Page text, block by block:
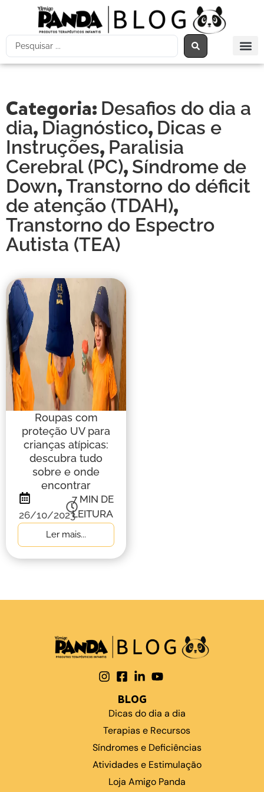
Categoria: Desafios do dia a
dia, Diagnóstico, Dicas e
Instruções, Paralisia
Cerebral (PC), Síndrome de
Down,Transtorno do déficit
de atenção (TDAH),
Transtorno do Espectro
Autista (TEA)
Roupas com
proteção UV para
crianças atípicas:
descubra tudo
sobre e onde
encontrar
26/10/2023
7 MIN DE
LEITURA
Ler mais...
BLOG
Dicas do dia a dia
Terapias e Recursos
Síndromes e Deficiências
Atividades e Estimulação
Loja Amigo Panda